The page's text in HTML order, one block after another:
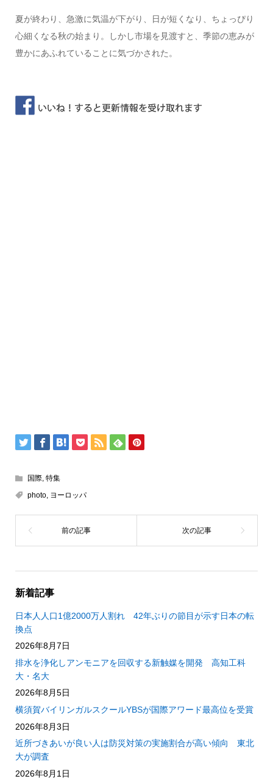
夏が終わり、急激に気温が下がり、日が短くなり、ちょっぴり
心細くなる秋の始まり。しかし市場を見渡すと、季節の恵みが
豊かにあふれていることに気づかされた。
国際, 特集
photo, ヨーロッパ
新着記事
日本人人口1億2000万人割れ 42年ぶりの節目が示す日本の転
換点
2026年8月7日
排水を浄化しアンモニアを回収する新触媒を開発 高知工科
大・名大
2026年8月5日
横須賀バイリンガルスクールYBSが国際アワード最高位を受賞
2026年8月3日
近所づきあいが良い人は防災対策の実施割合が高い傾向 東北
大が調査
2026年8月1日